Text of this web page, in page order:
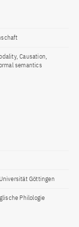
Causation,
semantics
Göttingen
Philologie